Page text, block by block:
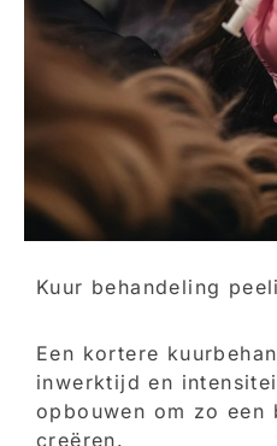
Kuur behandeling
Een kortere
inwerktijd en
opbouwen om zo een
creëren.